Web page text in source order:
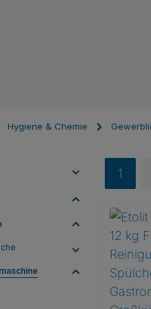
Hygiene & Chemie
Seite
1